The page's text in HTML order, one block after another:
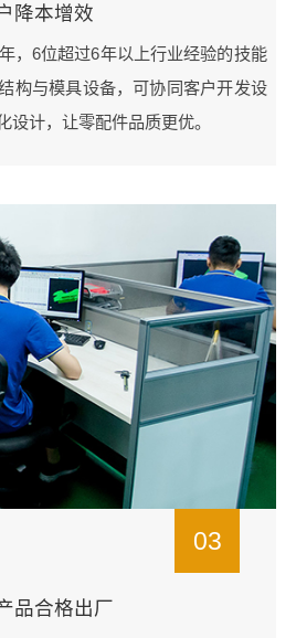
降本增效
，6位超过6年以上行业经验的技能
构与模具设备，可协同客户开发设
设计，让零配件品质更优。
03
品合格出厂